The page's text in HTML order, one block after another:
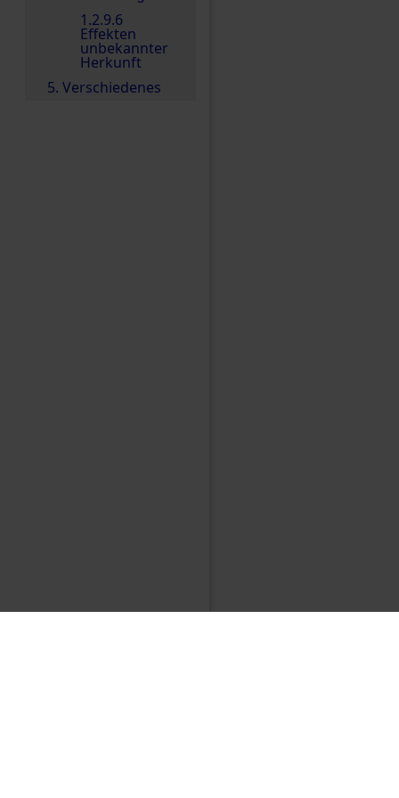
1.2.9.6
Effekten
unbekannter
Herkunft
5. Verschiedenes